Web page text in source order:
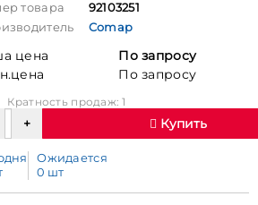
товара
92103251
Comap
цена
По запросу
По запросу
Кратность продаж: 1
Купить
Ожидается
0 шт